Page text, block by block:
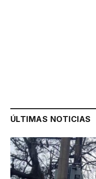
ÚLTIMAS NOTICIAS